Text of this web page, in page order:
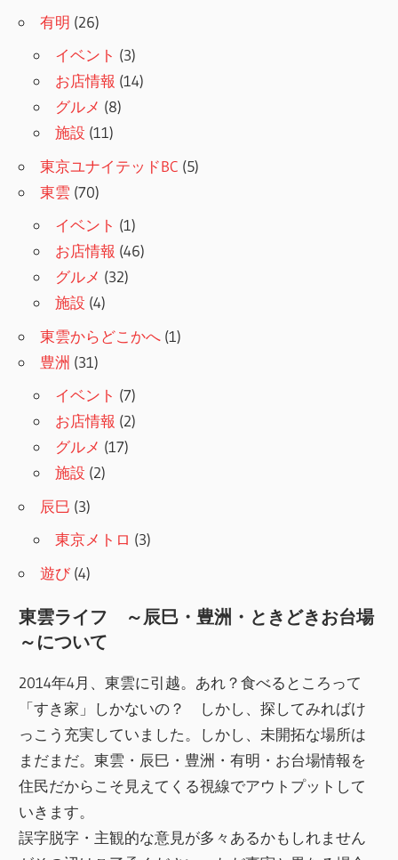
有明 (26)
イベント (3)
お店情報 (14)
グルメ (8)
施設 (11)
東京ユナイテッドBC (5)
東雲 (70)
イベント (1)
お店情報 (46)
グルメ (32)
施設 (4)
東雲からどこかへ (1)
豊洲 (31)
イベント (7)
お店情報 (2)
グルメ (17)
施設 (2)
辰巳 (3)
東京メトロ (3)
遊び (4)
東雲ライフ ～辰巳・豊洲・ときどきお台場
～について
2014年4月、東雲に引越。あれ？食べるところって
「すき家」しかないの？ しかし、探してみればけ
っこう充実していました。しかし、未開拓な場所は
まだまだ。東雲・辰巳・豊洲・有明・お台場情報を
住民だからこそ見えてくる視線でアウトプットして
いきます。
誤字脱字・主観的な意見が多々あるかもしれません